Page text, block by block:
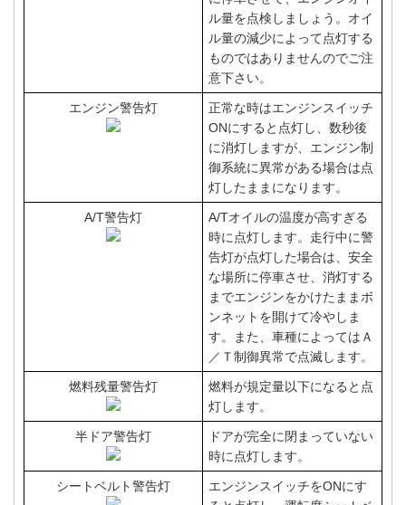
ル量を点検しましょう。オイ
ル量の減少によって点灯する
ものではありませんのでご注
意下さい。
エンジン警告灯
正常な時はエンジンスイッチ
ONにすると点灯し、数秒後
に消灯しますが、エンジン制
御系統に異常がある場合は点
灯したままになります。
A/T警告灯
A/Tオイルの温度が高すぎる
時に点灯します。走行中に警
告灯が点灯した場合は、安全
な場所に停車させ、消灯する
までエンジンをかけたままボ
ンネットを開けて冷やしま
す。また、車種によってはＡ
／Ｔ制御異常で点滅します。
燃料残量警告灯
燃料が規定量以下になると点
灯します。
半ドア警告灯
ドアが完全に閉まっていない
時に点灯します。
シートベルト警告灯
エンジンスイッチをONにす